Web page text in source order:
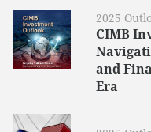
2025
CIMB
and
Era